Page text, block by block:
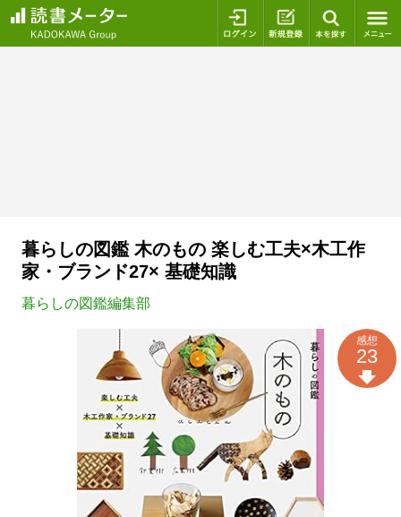
ログイン 新規登録
暮らしの図鑑 木のもの 楽しむ工夫×木工作
家・ブランド27× 基礎知識
暮らしの図鑑編集部
感想
23